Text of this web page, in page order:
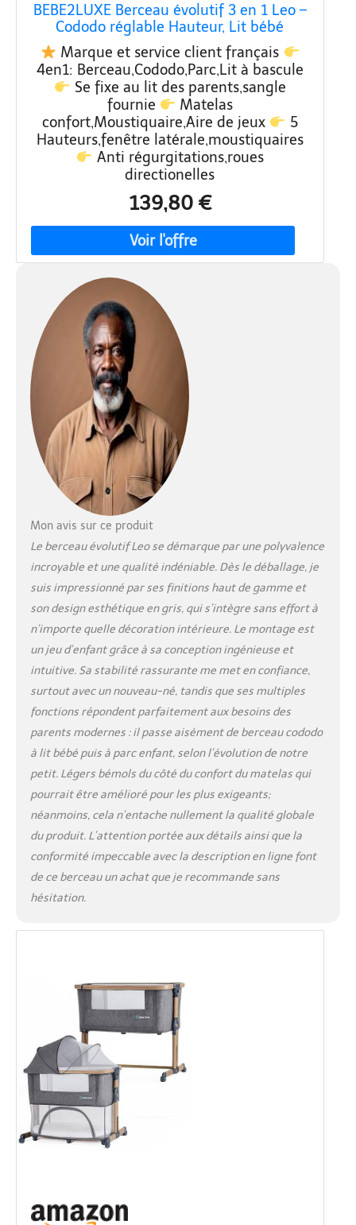
BEBE2LUXE Berceau évolutif 3 en 1 Leo –
Cododo réglable Hauteur, Lit bébé
sécurisé, Parc modulable, de la Naissance
à 36 Mois en Mode Parc – Gris
Marque et service client français
4en1: Berceau,Cododo,Parc,Lit à bascule
Se fixe au lit des parents,sangle
fournie
Matelas
confort,Moustiquaire,Aire de jeux
5
Hauteurs,fenêtre latérale,moustiquaires
Anti régurgitations,roues
directionelles
139,80 €
Mon avis sur ce produit
Le berceau évolutif Leo se démarque par une polyvalence
incroyable et une qualité indéniable. Dès le déballage, je
suis impressionné par ses finitions haut de gamme et
son design esthétique en gris, qui s’intègre sans effort à
n’importe quelle décoration intérieure. Le montage est
un jeu d’enfant grâce à sa conception ingénieuse et
intuitive. Sa stabilité rassurante me met en confiance,
surtout avec un nouveau-né, tandis que ses multiples
fonctions répondent parfaitement aux besoins des
parents modernes : il passe aisément de berceau cododo
à lit bébé puis à parc enfant, selon l’évolution de notre
petit. Légers bémols du côté du confort du matelas qui
pourrait être amélioré pour les plus exigeants;
néanmoins, cela n’entache nullement la qualité globale
du produit. L’attention portée aux détails ainsi que la
conformité impeccable avec la description en ligne font
de ce berceau un achat que je recommande sans
hésitation.